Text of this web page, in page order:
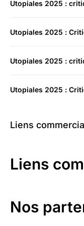
Utopiales 2025 :
Utopiales 2025 :
Utopiales 2025 :
Utopiales 2025 :
Liens
Liens
Nos